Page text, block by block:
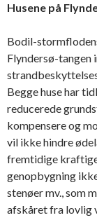
Husene på
Bodil-
Flyndersø-tangen
Begge huse har
reducerede
kompensere og
vil ikke hindre
fremtidige
genopbygning
stenøer mv., som
afskåret fra lovlig